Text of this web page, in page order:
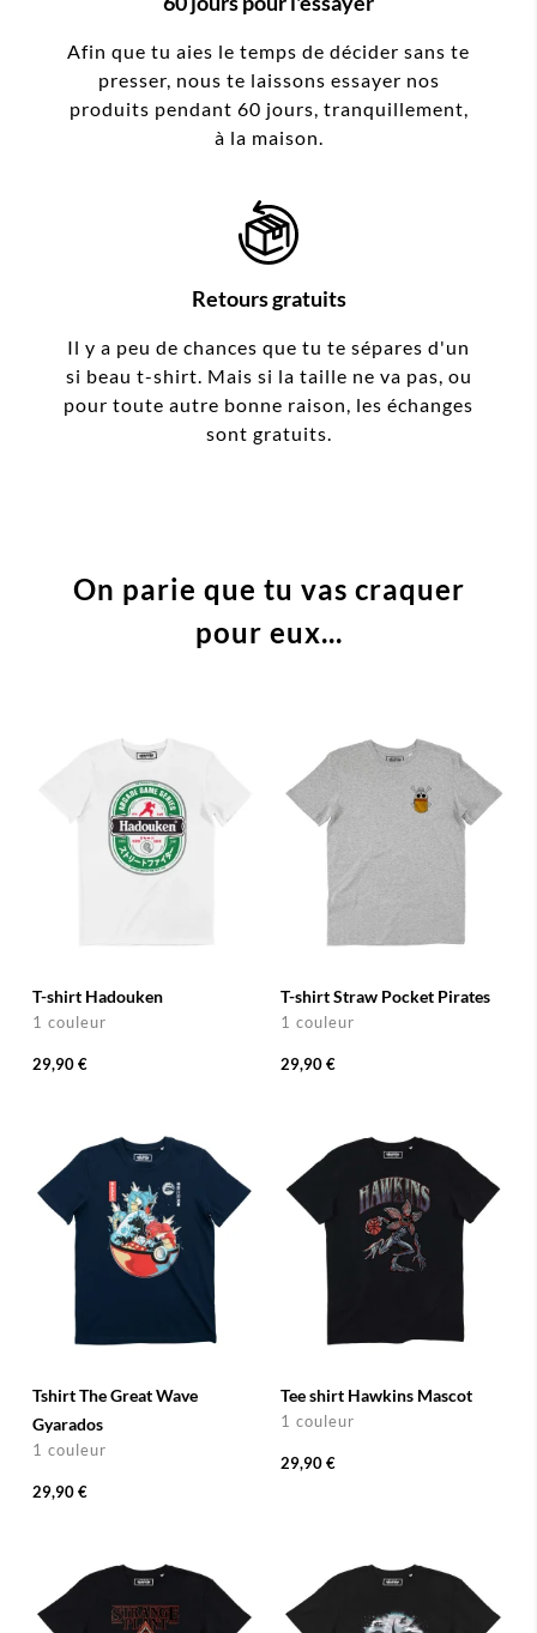
Afin que tu aies le temps de décider sans te
presser, nous te laissons essayer nos
produits pendant 60 jours, tranquillement,
à la maison.
Retours gratuits
Il y a peu de chances que tu te sépares d'un
si beau t-shirt. Mais si la taille ne va pas, ou
pour toute autre bonne raison, les échanges
sont gratuits.
On parie que tu vas craquer
pour eux...
T-shirt Hadouken
1 couleur
29,90 €
T-shirt Straw Pocket Pirates
1 couleur
29,90 €
Tshirt The Great Wave
Gyarados
1 couleur
29,90 €
Tee shirt Hawkins Mascot
1 couleur
29,90 €